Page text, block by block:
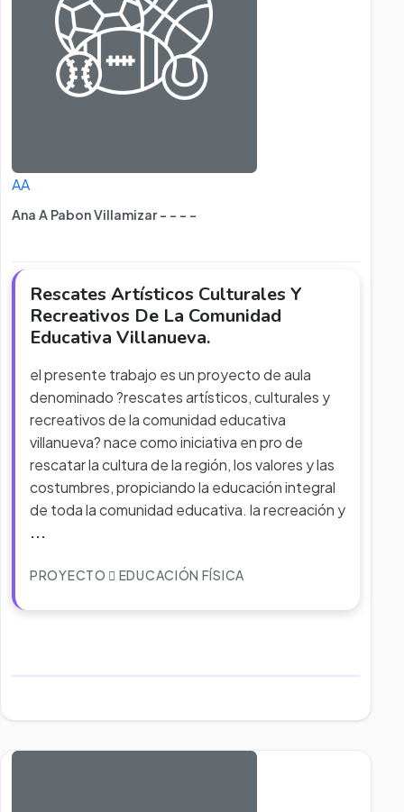
AA
Ana A Pabon Villamizar - - - -
Rescates Artísticos Culturales Y
Recreativos De La Comunidad
Educativa Villanueva.
el presente trabajo es un proyecto de aula
denominado ?rescates artísticos, culturales y
recreativos de la comunidad educativa
villanueva? nace como iniciativa en pro de
rescatar la cultura de la región, los valores y las
costumbres, propiciando la educación integral
de toda la comunidad educativa. la recreación y
...
PROYECTO EDUCACIÓN FÍSICA